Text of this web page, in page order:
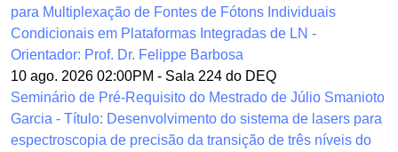
para Multiplexação de Fontes de Fótons Individuais
Condicionais em Plataformas Integradas de LN -
Orientador: Prof. Dr. Felippe Barbosa
10 ago. 2026 02:00PM - Sala 224 do DEQ
Seminário de Pré-Requisito do Mestrado de Júlio Smanioto
Garcia - Título: Desenvolvimento do sistema de lasers para
espectroscopia de precisão da transição de três níveis do